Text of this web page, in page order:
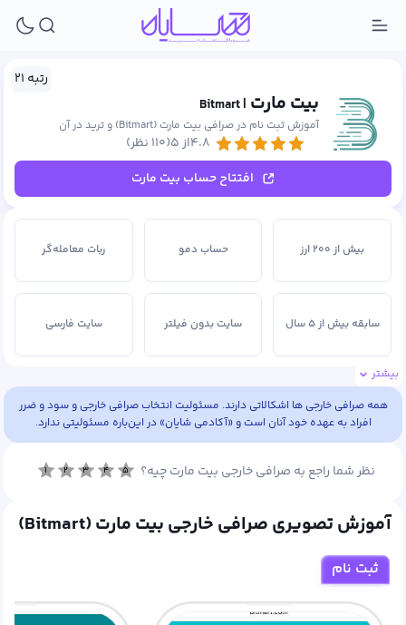
رتبه ۲۱
بیت مارت | Bitmart
آموزش ثبت نام در صرافی بیت مارت (Bitmart) و ترید در آن
۴.۸از ۵
(۱۱۰ نظر)
افتتاح حساب بیت مارت
بیش از ۲۰۰ ارز حساب دمو ربات معامله‌گر
سابقه بیش از ۵ سال سایت بدون فیلتر سایت فارسی
صرافی متمرکز معاملات اهرم‌دار نیاز به IP ثابت
بیشتر
همه صرافی خارجی ها اشکالاتی دارند. مسئولیت انتخاب صرافی خارجی و سود و ضرر
افراد به عهده خود آنان است و «آکادمی شایان» در این‌باره مسئولیتی ندارد.
نظر شما راجع به صرافی خارجی بیت مارت چیه؟ ۱ ۲ ۳ ۴ ۵
آموزش تصویری صرافی خارجی بیت مارت (Bitmart)
ثبت نام